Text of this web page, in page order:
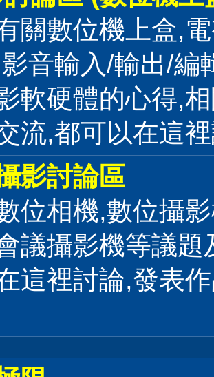
關數位機上盒,
音輸入/輸出/編
軟硬體的心得,
流,都可以在這
影討論區
位相機,數位攝
議攝影機等議題
這裡討論,發表